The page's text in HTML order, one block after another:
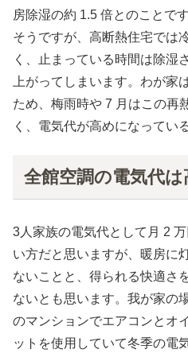
房除湿の約 1.5 倍とのことで
そうですが、高断熱住宅では
く、止まっている時間は除湿
上がってしまいます。わが家
ため、梅雨時や 7 月はこの再
く、電気代が高めになってい
全館空調の電気代
3人家族の電気代として月 2
い方だと思いますが、暖房に
ないことと、得られる快適さ
ないとも思います。我が家の
のマンションでエアコンとオ
ットを使用していて冬季の電